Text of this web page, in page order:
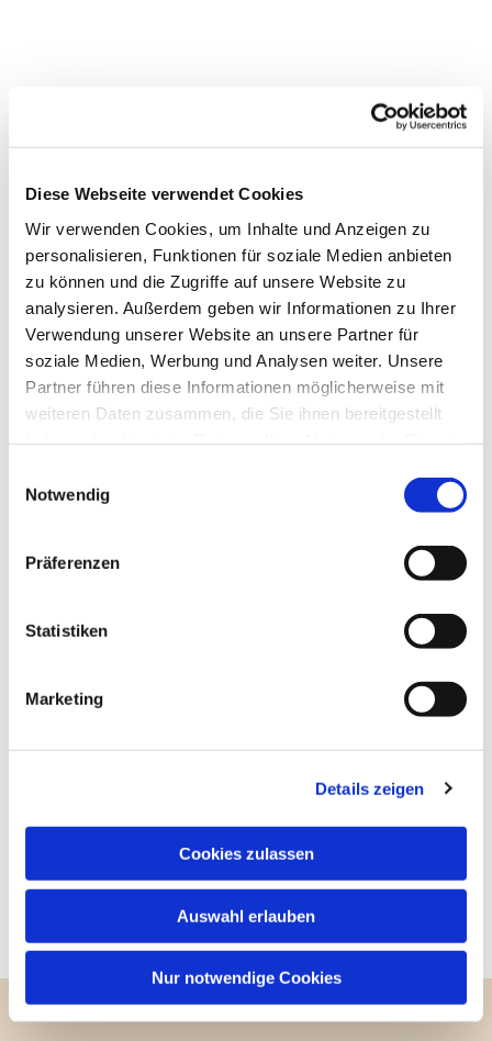
Diese Webseite verwendet Cookies
Wir verwenden Cookies, um Inhalte und Anzeigen zu
personalisieren, Funktionen für soziale Medien anbieten
zu können und die Zugriffe auf unsere Website zu
analysieren. Außerdem geben wir Informationen zu Ihrer
Verwendung unserer Website an unsere Partner für
soziale Medien, Werbung und Analysen weiter. Unsere
Partner führen diese Informationen möglicherweise mit
weiteren Daten zusammen, die Sie ihnen bereitgestellt
Notwendig
Präferenzen
Statistiken
Marketing
Details zeigen
Cookies zulassen
Auswahl erlauben
Nur notwendige Cookies
Dies könnte Sie auch
interessieren